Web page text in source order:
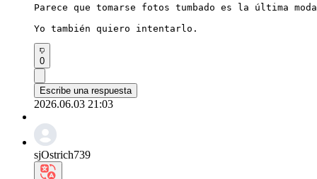
Parece que tomarse fotos tumbado es la última
Yo también quiero intentarlo.
0
Escribe una respuesta
2026.06.03 21:03
sjOstrich739